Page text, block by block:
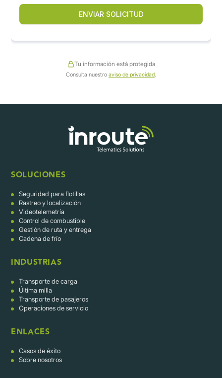
Tu información está protegida
Consulta nuestro aviso de privacidad.
SOLUCIONES
Seguridad para flotillas
Rastreo y localización
Videotelemetría
Control de combustible
Gestión de ruta y entrega
Cadena de frío
INDUSTRIAS
Transporte de carga
Última milla
Transporte de pasajeros
Operaciones de servicio
ENLACES
Casos de éxito
Sobre nosotros